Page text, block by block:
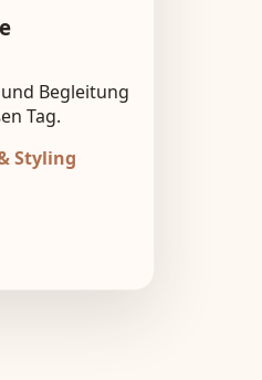
Begleitung
Tag.
Styling